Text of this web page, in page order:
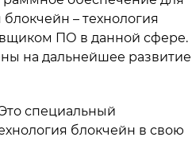
– технология
ПО в данной сфере.
на дальнейшее развитие
специальный
блокчейн в свою